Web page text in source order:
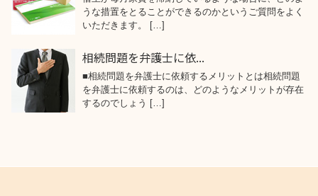
うな措置をとることができるのかというご質問をよく
いただきます。 […]
相続問題を弁護士に依...
■相続問題を弁護士に依頼するメリットとは相続問題
を弁護士に依頼するのは、どのようなメリットが存在
するのでしょう […]